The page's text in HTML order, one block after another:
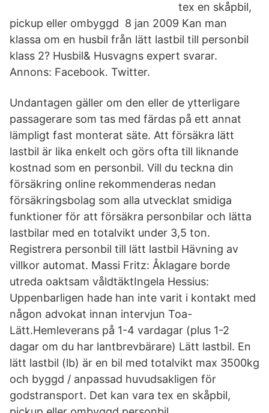
tex en skåpbil,
pickup eller ombyggd 8 jan 2009 Kan man
klassa om en husbil från lätt lastbil till personbil
klass 2? Husbil& Husvagns expert svarar.
Annons: Facebook. Twitter.
Undantagen gäller om den eller de ytterligare
passagerare som tas med färdas på ett annat
lämpligt fast monterat säte. Att försäkra lätt
lastbil är lika enkelt och görs ofta till liknande
kostnad som en personbil. Vill du teckna din
försäkring online rekommenderas nedan
försäkringsbolag som alla utvecklat smidiga
funktioner för att försäkra personbilar och lätta
lastbilar med en totalvikt under 3,5 ton.
Registrera personbil till lätt lastbil Hävning av
villkor automat. Massi Fritz: Åklagare borde
utreda oaktsam våldtäktIngela Hessius:
Uppenbarligen hade han inte varit i kontakt med
någon advokat innan intervjun Toa-
Lätt.Hemleverans på 1-4 vardagar (plus 1-2
dagar om du har lantbrevbärare) Lätt lastbil. En
lätt lastbil (lb) är en bil med totalvikt max 3500kg
och byggd / anpassad huvudsakligen för
godstransport. Det kan vara tex en skåpbil,